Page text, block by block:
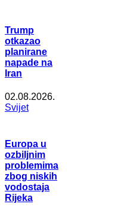
Trump
otkazao
planirane
napade na
Iran
02.08.2026.
Svijet
Europa u
ozbiljnim
problemima
zbog niskih
vodostaja
Rijeka